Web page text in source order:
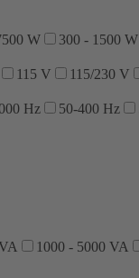
W 300 - 1500 W
115 V 115/230 V
Hz 50-400 Hz
1000 - 5000 VA